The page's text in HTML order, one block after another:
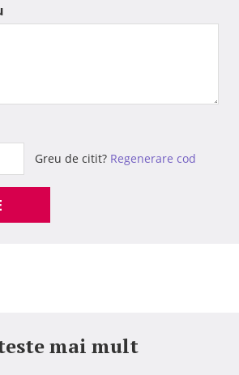
Greu de citit? Regenerare cod
mai mult